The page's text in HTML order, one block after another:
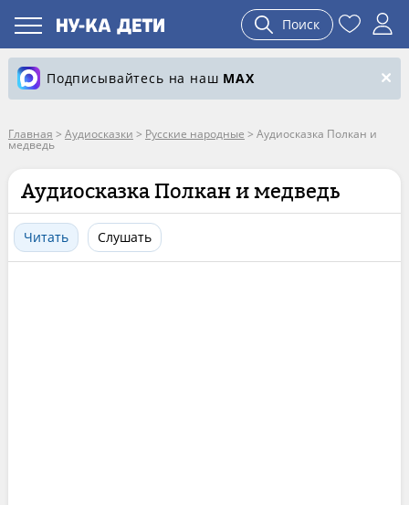
Поиск
Подписывайтесь на наш MAX
Главная > Аудиосказки > Русские народные > Аудиосказка Полкан и
медведь
Аудиосказка Полкан и медведь
Читать Слушать